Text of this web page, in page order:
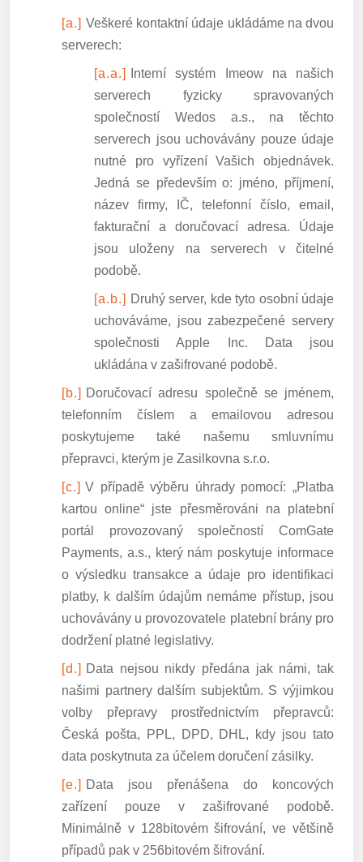
Veškeré kontaktní údaje ukládáme na dvou
serverech:
Interní systém Imeow na našich
serverech fyzicky spravovaných
společností Wedos a.s., na těchto
serverech jsou uchovávány pouze údaje
nutné pro vyřízení Vašich objednávek.
Jedná se především o: jméno, příjmení,
název firmy, IČ, telefonní číslo, email,
fakturační a doručovací adresa. Údaje
jsou uloženy na serverech v čitelné
podobě.
Druhý server, kde tyto osobní údaje
uchováváme, jsou zabezpečené servery
společnosti Apple Inc. Data jsou
ukládána v zašifrované podobě.
Doručovací adresu společně se jménem,
telefonním číslem a emailovou adresou
poskytujeme také našemu smluvnímu
přepravci, kterým je Zasilkovna s.r.o.
V případě výběru úhrady pomocí: „Platba
kartou online“ jste přesměrováni na platební
portál provozovaný společností ComGate
Payments, a.s., který nám poskytuje informace
o výsledku transakce a údaje pro identifikaci
platby, k dalším údajům nemáme přístup, jsou
uchovávány u provozovatele platební brány pro
dodržení platné legislativy.
Data nejsou nikdy předána jak námi, tak
našimi partnery dalším subjektům. S výjimkou
volby přepravy prostřednictvím přepravců:
Česká pošta, PPL, DPD, DHL, kdy jsou tato
data poskytnuta za účelem doručení zásilky.
Data jsou přenášena do koncových
zařízení pouze v zašifrované podobě.
Minimálně v 128bitovém šifrování, ve většině
případů pak v 256bitovém šifrování.